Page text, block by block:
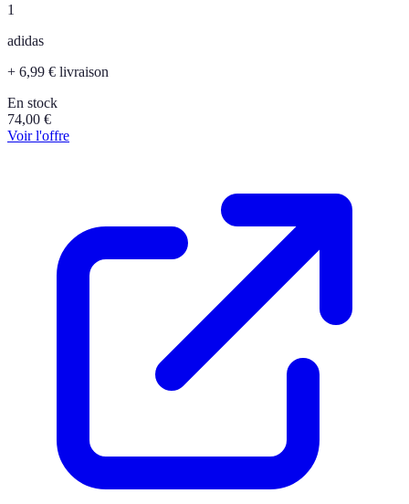
1
adidas
+ 6,99 € livraison
En stock
74,00 €
Voir l'offre